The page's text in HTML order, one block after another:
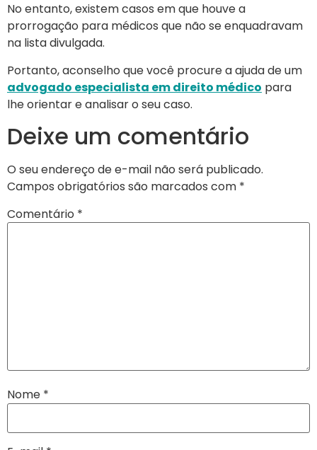
No entanto, existem casos em que houve a
prorrogação para médicos que não se enquadravam
na lista divulgada.
Portanto, aconselho que você procure a ajuda de um
advogado especialista em direito médico para
lhe orientar e analisar o seu caso.
Deixe um comentário
O seu endereço de e-mail não será publicado.
Campos obrigatórios são marcados com *
Comentário *
Nome *